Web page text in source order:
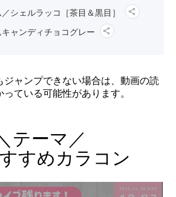
シェルラッコ［茶目＆黒目］
ャンディチョコグレー
ジャンプできない場合は、動画の読
ている可能性があります。
テーマ／
すめカラコン